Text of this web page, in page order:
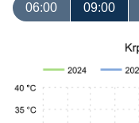
06:00 09:00